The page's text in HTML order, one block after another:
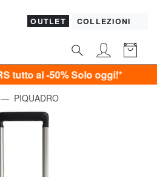
OUTLET COLLEZIONI
al -50%Solo oggi!*
PIQUADRO